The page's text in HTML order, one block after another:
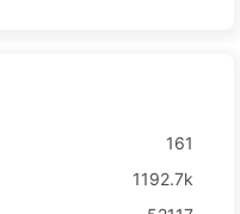
161
1192.7k